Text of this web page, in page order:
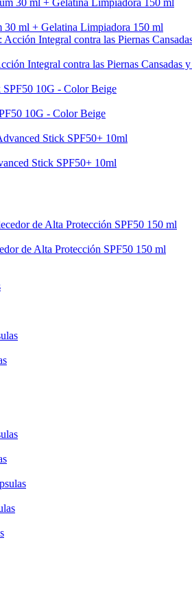
30 ml + Gelatina Limpiadora 150 ml
Integral contra las Piernas Cansadas
10G - Color Beige
Stick SPF50+ 10ml
de Alta Protección SPF50 150 ml